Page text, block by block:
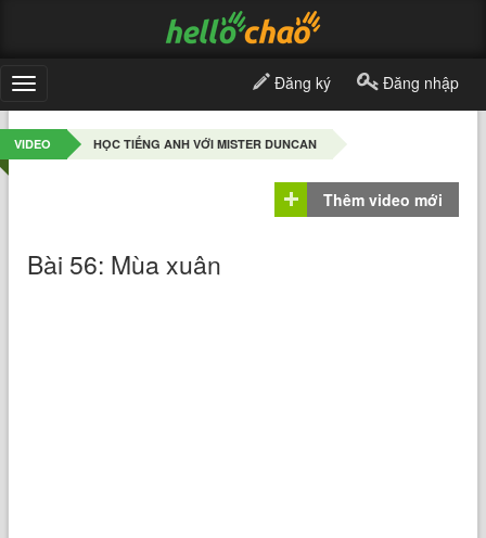
Toggle
navigation
Đăng ký Đăng nhập
VIDEO HỌC TIẾNG ANH VỚI MISTER DUNCAN
Thêm video mới
Bài 56: Mùa xuân